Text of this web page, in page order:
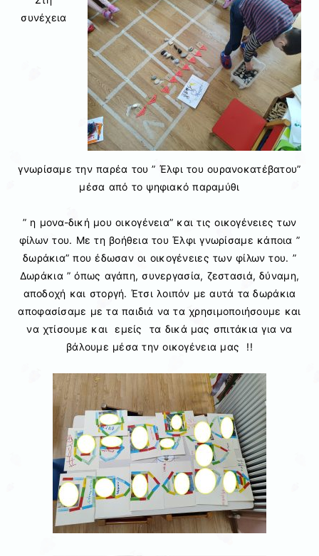
συνέχεια
γνωρίσαμε την παρέα του ” Έλφι του ουρανοκατέβατου”
μέσα από το ψηφιακό παραμύθι
” η μονα-δική μου οικογένεια” και τις οικογένειες των
φίλων του. Με τη βοήθεια του Έλφι γνωρίσαμε κάποια ”
δωράκια” που έδωσαν οι οικογένειες των φίλων του. ”
Δωράκια ” όπως αγάπη, συνεργασία, ζεστασιά, δύναμη,
αποδοχή και στοργή. Έτσι λοιπόν με αυτά τα δωράκια
αποφασίσαμε με τα παιδιά να τα χρησιμοποιήσουμε και
να χτίσουμε και εμείς τα δικά μας σπιτάκια για να
βάλουμε μέσα την οικογένεια μας !!